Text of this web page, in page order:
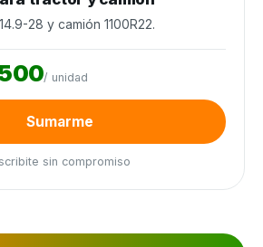
28 y camión 1100R22.
/ unidad
Sumarme
sin compromiso